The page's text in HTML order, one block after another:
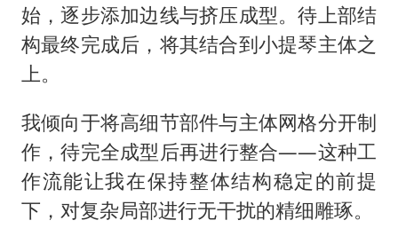
始，逐步添加边线与挤压成型。待上部结
构最终完成后，将其结合到小提琴主体之
上。
我倾向于将高细节部件与主体网格分开制
作，待完全成型后再进行整合——这种工
作流能让我在保持整体结构稳定的前提
下，对复杂局部进行无干扰的精细雕琢。